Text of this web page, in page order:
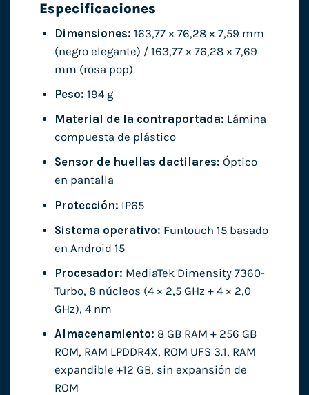
Especificaciones
Dimensiones: 163,77 × 76,28 × 7,59 mm
(negro elegante) / 163,77 × 76,28 × 7,69
mm (rosa pop)
Peso: 194 g
Material de la contraportada: Lámina
compuesta de plástico
Sensor de huellas dactilares: Óptico
en pantalla
Protección: IP65
Sistema operativo: Funtouch 15 basado
en Android 15
Procesador: MediaTek Dimensity 7360-
Turbo, 8 núcleos (4 × 2,5 GHz + 4 × 2,0
GHz), 4 nm
Almacenamiento: 8 GB RAM + 256 GB
ROM, RAM LPDDR4X, ROM UFS 3.1, RAM
expandible +12 GB, sin expansión de
ROM